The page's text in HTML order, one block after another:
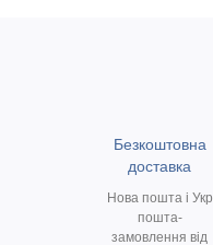
Безкоштовна
доставка
Нова пошта і Укр
пошта-
замовлення від